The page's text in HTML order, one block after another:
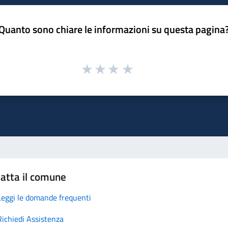
sono chiare le informazioni su questa
il comune
le domande frequenti
Assistenza